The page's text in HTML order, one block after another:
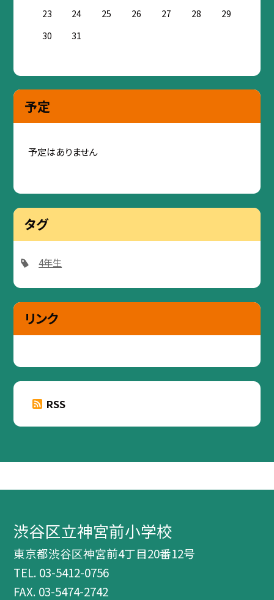
23
24 25 26 27 28
29
30
31
予定
予定はありません
タグ
4年生
リンク
RSS
渋谷区立神宮前小学校
東京都渋谷区神宮前4丁目20番12号
TEL. 03-5412-0756
FAX. 03-5474-2742